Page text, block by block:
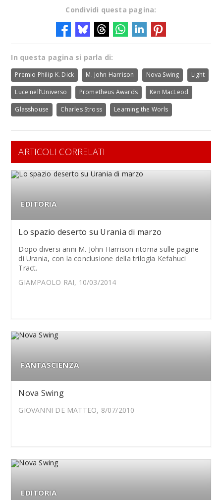
Condividi questa pagina:
In questa pagina si parla di:
Premio Philip K. Dick M. John Harrison Nova Swing Light
Luce nell’Universo Prometheus Awards Ken MacLeod
Glasshouse Charles Stross Learning the Worls
ARTICOLI CORRELATI
EDITORIA
Lo spazio deserto su Urania di marzo
Dopo diversi anni M. John Harrison ritorna sulle pagine
di Urania, con la conclusione della trilogia Kefahuci
Tract.
GIAMPAOLO RAI, 10/03/2014
FANTASCIENZA
Nova Swing
GIOVANNI DE MATTEO, 8/07/2010
EDITORIA